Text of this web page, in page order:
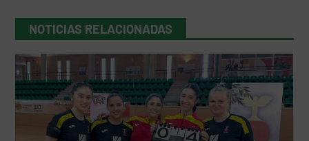
NOTICIAS RELACIONADAS